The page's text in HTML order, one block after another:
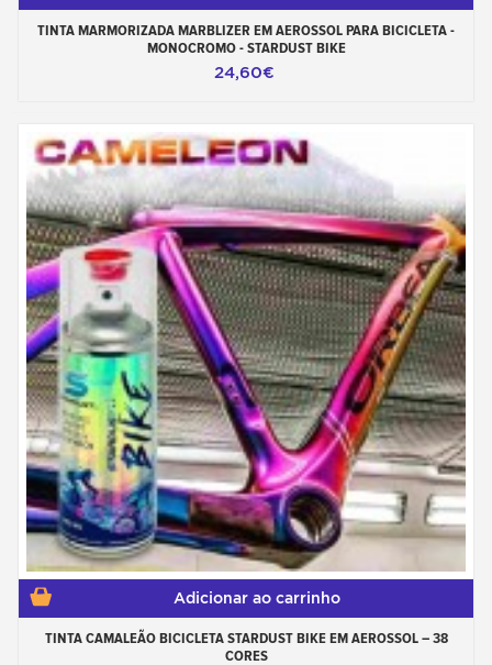
TINTA MARMORIZADA MARBLIZER EM AEROSSOL PARA BICICLETA -
MONOCROMO - STARDUST BIKE
24,60€
Adicionar ao carrinho
TINTA CAMALEÃO BICICLETA STARDUST BIKE EM AEROSSOL – 38
CORES